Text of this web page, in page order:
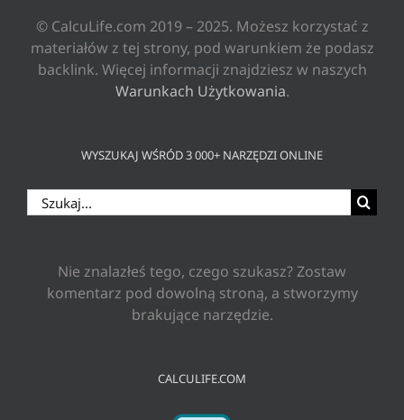
© CalcuLife.com 2019 – 2025. Możesz korzystać z
materiałów z tej strony, pod warunkiem że podasz
backlink. Więcej informacji znajdziesz w naszych
Warunkach Użytkowania.
WYSZUKAJ WŚRÓD 3 000+ NARZĘDZI ONLINE
Szukaj
Nie znalazłeś tego, czego szukasz? Zostaw
komentarz pod dowolną stroną, a stworzymy
brakujące narzędzie.
CALCULIFE.COM